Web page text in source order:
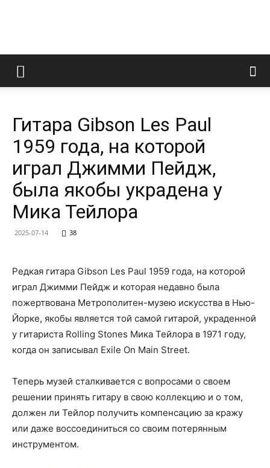
LedZeppelin.Ru
Гитара Gibson Les Paul
1959 года, на которой
играл Джимми Пейдж,
была якобы украдена у
Мика Тейлора
2025-07-14 38
Редкая гитара Gibson Les Paul 1959 года, на которой
играл Джимми Пейдж и которая недавно была
пожертвована Метрополитен-музею искусства в Нью-
Йорке, якобы является той самой гитарой, украденной
у гитариста Rolling Stones Мика Тейлора в 1971 году,
когда он записывал Exile On Main Street.
Теперь музей сталкивается с вопросами о своем
решении принять гитару в свою коллекцию и о том,
должен ли Тейлор получить компенсацию за кражу
или даже воссоединиться со своим потерянным
инструментом.